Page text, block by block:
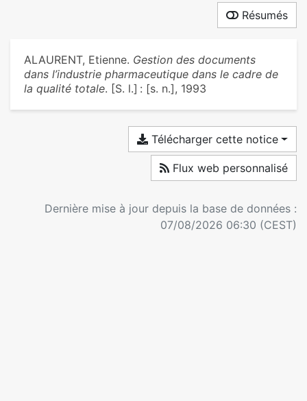
Résumés
ALAURENT, Etienne. Gestion des documents
dans l’industrie pharmaceutique dans le cadre de
la qualité totale. [S. l.] : [s. n.], 1993
Télécharger cette notice
Flux web personnalisé
Dernière mise à jour depuis la base de données :
07/08/2026 06:30 (CEST)